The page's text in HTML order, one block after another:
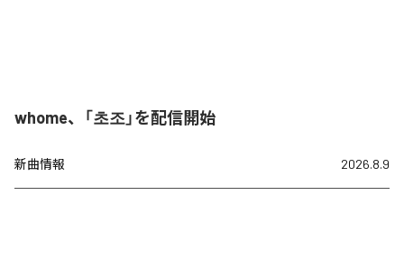
whome、「초조」を配信開始
新曲情報 2026.8.9